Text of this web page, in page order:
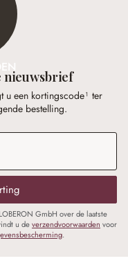
nieuwsbrief
u een kortingscode¹ ter
bestelling.
GmbH over de laatste
u deverzendvoorwaarden voor
.